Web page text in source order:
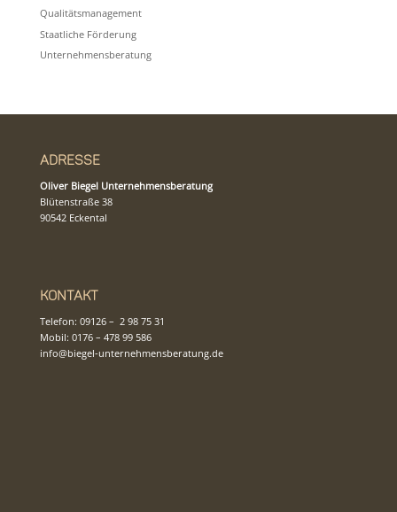
Qualitätsmanagement
Staatliche Förderung
Unternehmensberatung
Adresse
Oliver Biegel Unternehmensberatung
Blütenstraße 38
90542 Eckental
Kontakt
Telefon: 09126 – 2 98 75 31
Mobil: 0176 – 478 99 586
info@biegel-unternehmensberatung.de